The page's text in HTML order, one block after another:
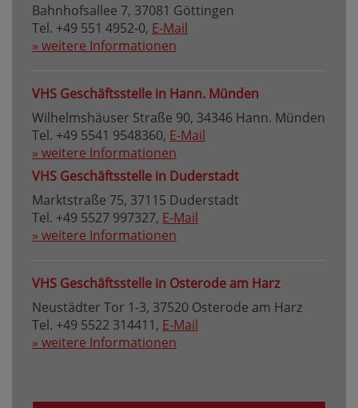
Bahnhofsallee 7, 37081 Göttingen
Tel. +49 551 4952-0, E-Mail
» weitere Informationen
VHS Geschäftsstelle in Hann. Münden
Wilhelmshäuser Straße 90, 34346 Hann. Münden
Tel. +49 5541 9548360, E-Mail
» weitere Informationen
VHS Geschäftsstelle in Duderstadt
Marktstraße 75, 37115 Duderstadt
Tel. +49 5527 997327, E-Mail
» weitere Informationen
VHS Geschäftsstelle in Osterode am Harz
Neustädter Tor 1-3, 37520 Osterode am Harz
Tel. +49 5522 314411, E-Mail
» weitere Informationen